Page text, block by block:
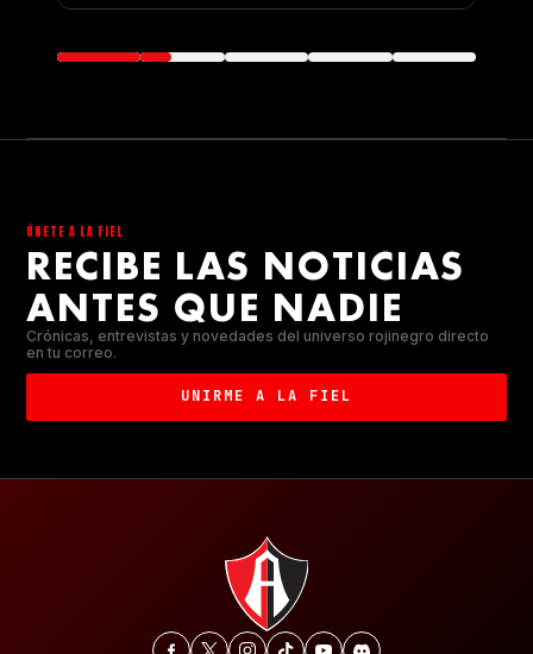
ÚNETE A LA FIEL
RECIBE LAS NOTICIAS
ANTES QUE NADIE
Crónicas, entrevistas y novedades del universo rojinegro directo
en tu correo.
UNIRME A LA FIEL